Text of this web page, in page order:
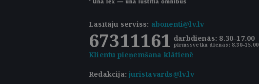
Lasītāju serviss: abonenti@lv.lv
67311161 darbdienās: 8.30–17.00
pirmssvētku dienās: 8.30–15.00
Klientu pieņemšana klātienē
Redakcija:juristavards@lv.lv